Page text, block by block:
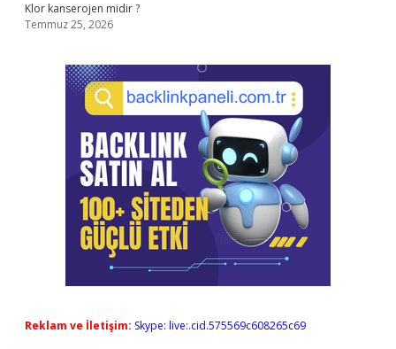
Klor kanserojen midir ?
Temmuz 25, 2026
Reklam ve İletişim: Skype: live:.cid.575569c608265c69